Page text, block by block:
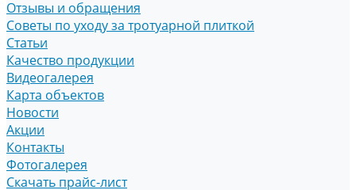
Отзывы и обращения
Советы по уходу за тротуарной плиткой
Статьи
Качество продукции
Видеогалерея
Карта объектов
Новости
Акции
Контакты
Фотогалерея
Скачать прайс-лист